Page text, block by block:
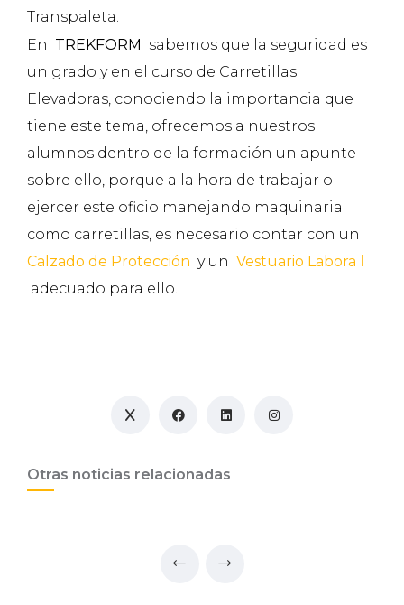
Transpaleta.
En TREKFORM
sabemos que la seguridad es
un grado y en el curso de Carretillas
Elevadoras, conociendo la importancia que
tiene este tema, ofrecemos a nuestros
alumnos dentro de la formación un apunte
sobre ello, porque a la hora de trabajar o
ejercer este oficio manejando maquinaria
como carretillas, es necesario contar con un
Calzado de Protección y un Vestuario Labora
adecuado para ello.
Otras noticias relacionadas